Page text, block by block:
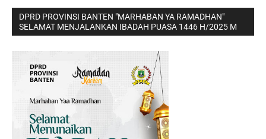
DPRD PROVINSI BANTEN "MARHABAN YA RAMADHAN"
SELAMAT MENJALANKAN IBADAH PUASA 1446 H/2025 M